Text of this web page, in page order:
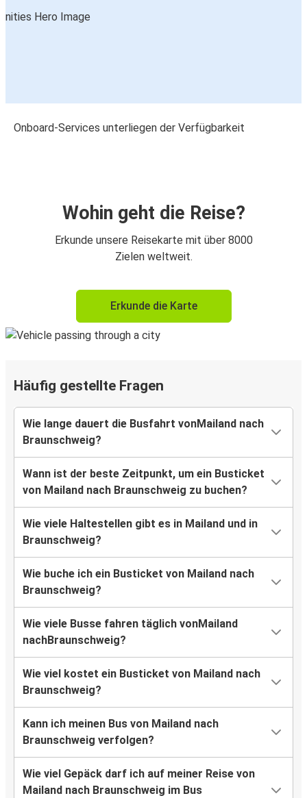
Onboard-Services unterliegen der Verfügbarkeit
Wohin geht die Reise?
Erkunde unsere Reisekarte mit über 8000
Zielen weltweit.
Erkunde die Karte
Häufig gestellte Fragen
Wie lange dauert die Busfahrt vonMailand nach
Braunschweig?
Wann ist der beste Zeitpunkt, um ein Busticket
von Mailand nach Braunschweig zu buchen?
Wie viele Haltestellen gibt es in Mailand und in
Braunschweig?
Wie buche ich ein Busticket von Mailand nach
Braunschweig?
Wie viele Busse fahren täglich vonMailand
nachBraunschweig?
Wie viel kostet ein Busticket von Mailand nach
Braunschweig?
Kann ich meinen Bus von Mailand nach
Braunschweig verfolgen?
Wie viel Gepäck darf ich auf meiner Reise von
Mailand nach Braunschweig im Bus